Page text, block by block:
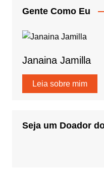
Gente Como Eu
Janaina Jamilla
Leia sobre mim
Seja um Doador